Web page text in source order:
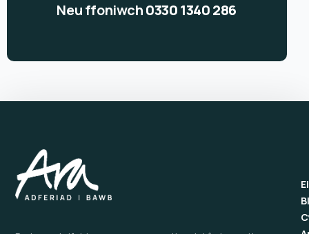
Neu ffoniwch0330 1340 286